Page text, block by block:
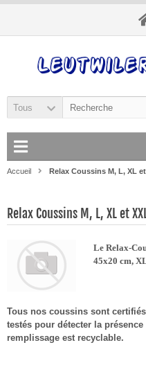
Tous
Accueil Relax Coussins M, L, XL
Relax Coussins M, L, XL et
Le Relax-
45x20 cm,
Tous nos coussins sont
testés pour détecter la
remplissage est recyclable.